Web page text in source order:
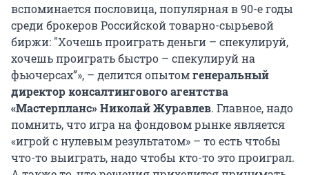
вспоминается пословица, популярная в 90-е годы
среди брокеров Российской товарно-сырьевой
биржи: "Хочешь проиграть деньги – спекулируй,
хочешь проиграть быстро – спекулируй на
фьючерсах”», – делится опытомгенеральный
директор консалтингового агентства
«Мастерпланс» Николай Журавлев. Главное, надо
помнить, что игра на фондовом рынке является
«игрой с нулевым результатом» – то есть чтобы
что-то выиграть, надо чтобы кто-то это проиграл.